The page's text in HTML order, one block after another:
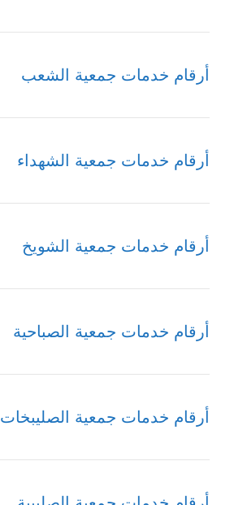
أرقام خدمات جمعية الشعب
أرقام خدمات جمعية الشهداء
أرقام خدمات جمعية الشويخ
أرقام خدمات جمعية الصباحية
أرقام خدمات جمعية الصليبخات